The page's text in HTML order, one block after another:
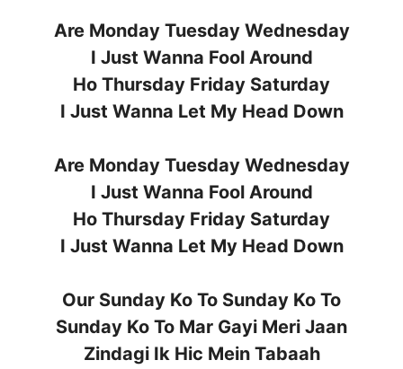
Are Monday Tuesday Wednesday
I Just Wanna Fool Around
Ho Thursday Friday Saturday
I Just Wanna Let My Head Down
Are Monday Tuesday Wednesday
I Just Wanna Fool Around
Ho Thursday Friday Saturday
I Just Wanna Let My Head Down
Our Sunday Ko To Sunday Ko To
Sunday Ko To Mar Gayi Meri Jaan
Zindagi Ik Hic Mein Tabaah